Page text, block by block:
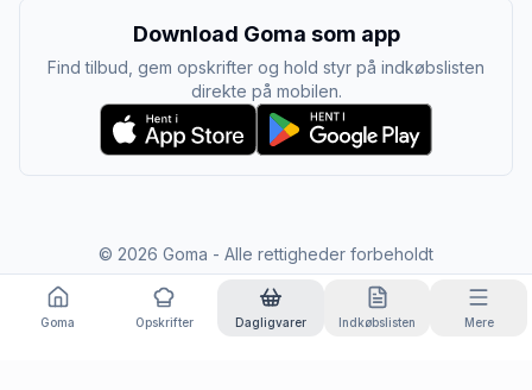
Download Goma som app
Find tilbud, gem opskrifter og hold styr på indkøbslisten
direkte på mobilen.
© 2026 Goma - Alle rettigheder forbeholdt
Goma Opskrifter Dagligvarer Indkøbslisten Mere